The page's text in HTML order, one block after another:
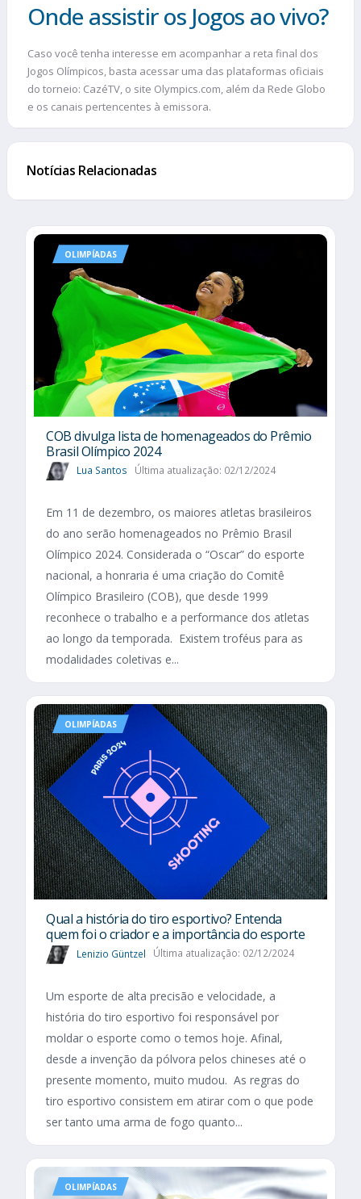
Onde assistir os Jogos ao vivo?
Caso você tenha interesse em acompanhar a reta final dos
Jogos Olímpicos, basta acessar uma das plataformas oficiais
do torneio: CazéTV, o site Olympics.com, além da Rede Globo
e os canais pertencentes à emissora.
Notícias Relacionadas
OLIMPÍADAS
COB divulga lista de homenageados do Prêmio
Brasil Olímpico 2024
Lua Santos Última atualização: 02/12/2024
Em 11 de dezembro, os maiores atletas brasileiros
do ano serão homenageados no Prêmio Brasil
Olímpico 2024. Considerada o “Oscar” do esporte
nacional, a honraria é uma criação do Comitê
Olímpico Brasileiro (COB), que desde 1999
reconhece o trabalho e a performance dos atletas
ao longo da temporada. Existem troféus para as
modalidades coletivas e...
OLIMPÍADAS
Qual a história do tiro esportivo? Entenda
quem foi o criador e a importância do esporte
Lenizio Güntzel Última atualização: 02/12/2024
Um esporte de alta precisão e velocidade, a
história do tiro esportivo foi responsável por
moldar o esporte como o temos hoje. Afinal,
desde a invenção da pólvora pelos chineses até o
presente momento, muito mudou. As regras do
tiro esportivo consistem em atirar com o que pode
ser tanto uma arma de fogo quanto...
OLIMPÍADAS